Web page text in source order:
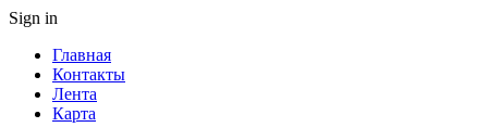
Sign in
Главная
Контакты
Лента
Карта